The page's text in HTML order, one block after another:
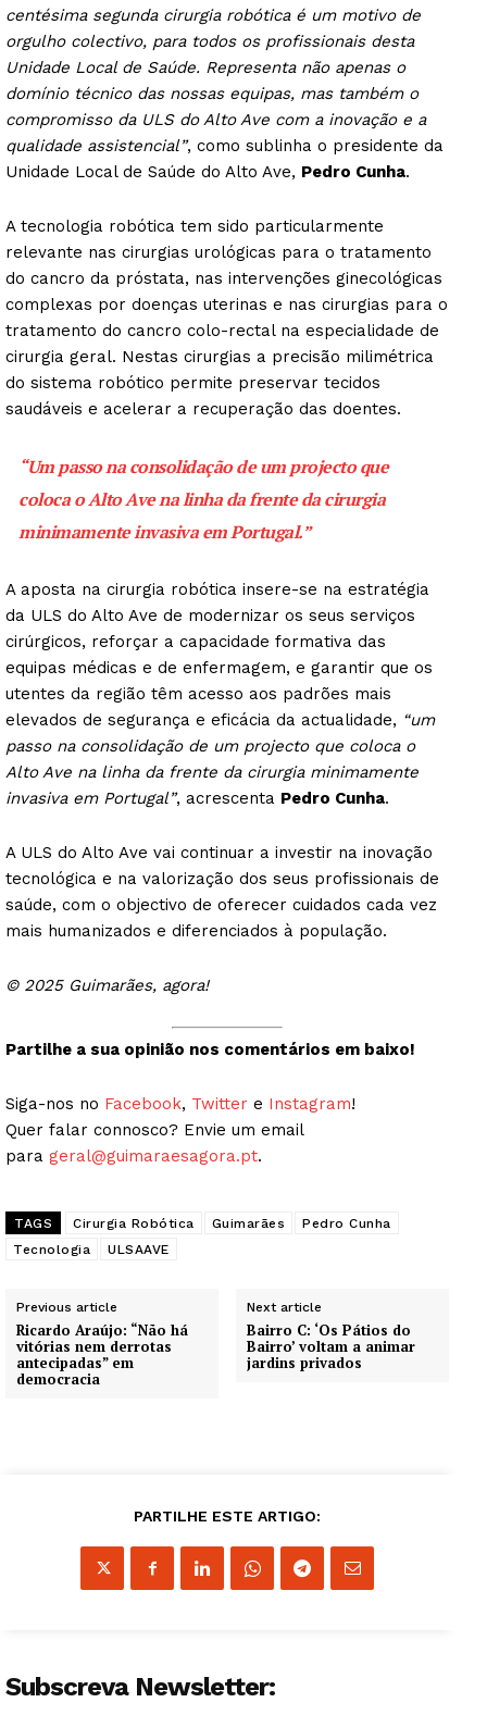
centésima segunda cirurgia robótica é um motivo de
orgulho colectivo, para todos os profissionais desta
Unidade Local de Saúde. Representa não apenas o
domínio técnico das nossas equipas, mas também o
compromisso da ULS do Alto Ave com a inovação e a
qualidade assistencial”, como sublinha o presidente da
Unidade Local de Saúde do Alto Ave, Pedro Cunha.
A tecnologia robótica tem sido particularmente
relevante nas cirurgias urológicas para o tratamento
do cancro da próstata, nas intervenções ginecológicas
complexas por doenças uterinas e nas cirurgias para o
tratamento do cancro colo-rectal na especialidade de
cirurgia geral. Nestas cirurgias a precisão milimétrica
do sistema robótico permite preservar tecidos
saudáveis e acelerar a recuperação das doentes.
“Um passo na consolidação de um projecto que
coloca o Alto Ave na linha da frente da cirurgia
minimamente invasiva em Portugal.”
A aposta na cirurgia robótica insere-se na estratégia
da ULS do Alto Ave de modernizar os seus serviços
cirúrgicos, reforçar a capacidade formativa das
equipas médicas e de enfermagem, e garantir que os
utentes da região têm acesso aos padrões mais
elevados de segurança e eficácia da actualidade, “um
passo na consolidação de um projecto que coloca o
Alto Ave na linha da frente da cirurgia minimamente
invasiva em Portugal”, acrescenta Pedro Cunha.
A ULS do Alto Ave vai continuar a investir na inovação
tecnológica e na valorização dos seus profissionais de
saúde, com o objectivo de oferecer cuidados cada vez
mais humanizados e diferenciados à população.
© 2025 Guimarães, agora!
Partilhe a sua opinião nos comentários em baixo!
Siga-nos no Facebook, Twitter e Instagram!
Quer falar connosco? Envie um email
para geral@guimaraesagora.pt.
TAGS Cirurgia Robótica Guimarães
Pedro Cunha
Tecnologia
ULSAAVE
Previous article
Ricardo Araújo: “Não há
vitórias nem derrotas
antecipadas” em
democracia
Next article
Bairro C: ‘Os Pátios do
Bairro’ voltam a animar
jardins privados
PARTILHE ESTE ARTIGO:
Subscreva Newsletter: